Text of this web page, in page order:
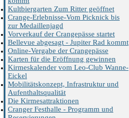
Kultbiergarten Zum Ritter geöffnet
Crange-Erlebnisse-Vom Picknick bis
zur Medaillenjagd
Vorverkauf der Crangepässe startet
Bellevue abgesagt - Jupiter Rad kommt
Online-Vergabe der Crangepässe
Karten für die Eröffnung gewinnen
Kirmeskalender vom Leo-Club Wanne-
Eickel
Mobilitätskonzept, Infrastruktur und
Aufenthaltsqualität
Die Kirmesattraktionen
Cranger Festhalle - Programm und